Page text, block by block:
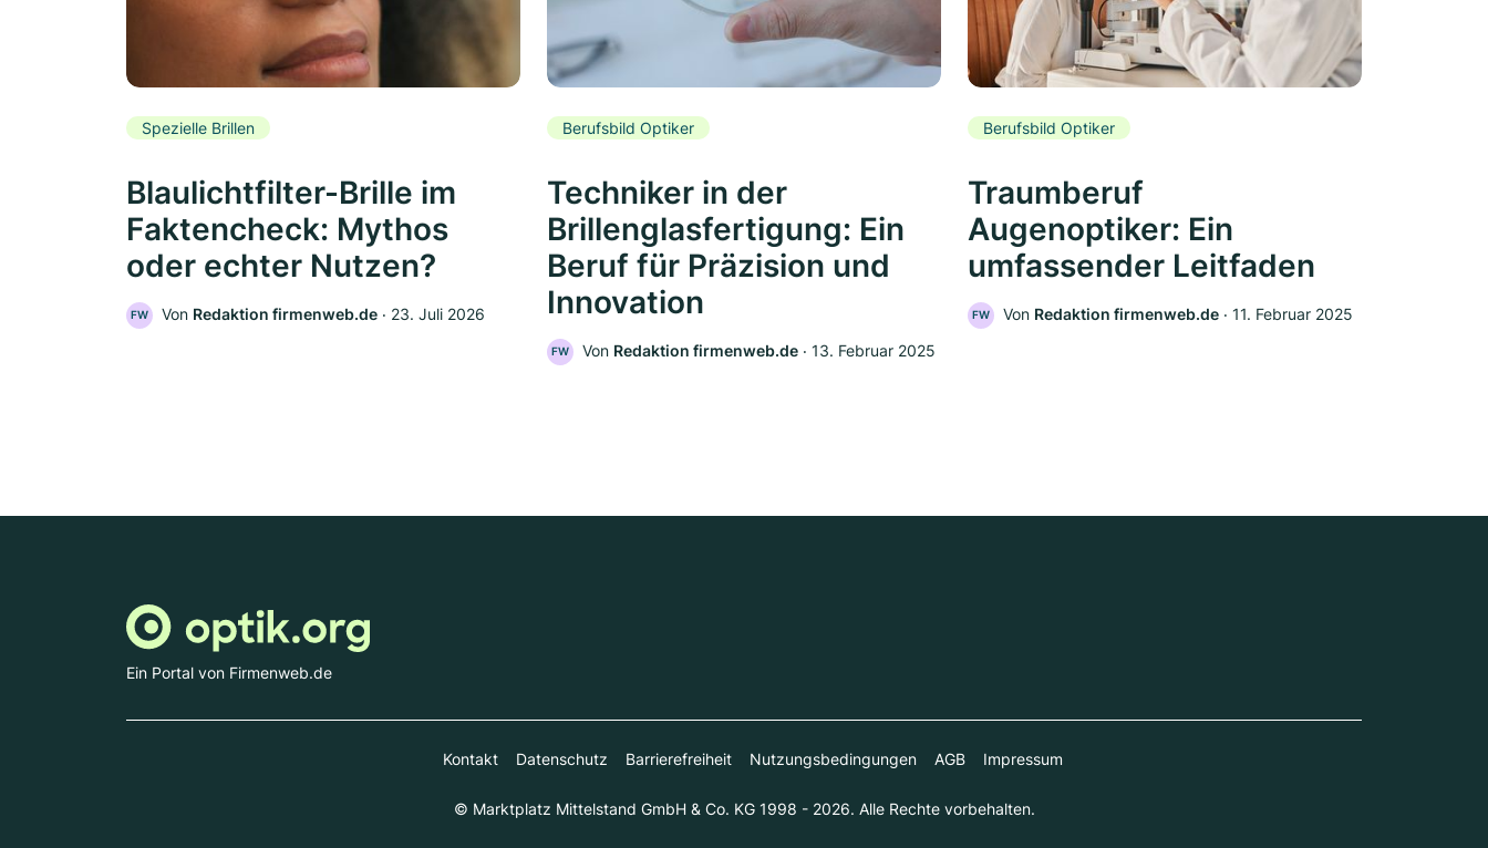
Spezielle Brillen
Blaulichtfilter-Brille im
Faktencheck: Mythos
oder echter Nutzen?
FW Von Redaktion firmenweb.de ‧ 23. Juli 2026
Berufsbild Optiker
Techniker in der
Brillenglasfertigung: Ein
Beruf für Präzision und
Innovation
FW Von Redaktion firmenweb.de ‧ 13. Februar 2025
Berufsbild Optiker
Traumberuf
Augenoptiker: Ein
umfassender Leitfaden
FW Von Redaktion firmenweb.de ‧ 11. Februar 2025
Ein Portal von Firmenweb.de
Kontakt Datenschutz Barrierefreiheit Nutzungsbedingungen AGB Impressum
© Marktplatz Mittelstand GmbH & Co. KG 1998 - 2026. Alle Rechte vorbehalten.